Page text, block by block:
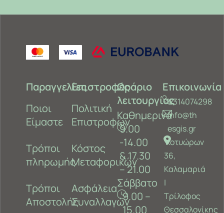
Παραγγελίες
Ποιοι
Είμαστε
Τρόποι
πληρωμής
Τρόποι
Αποστολής
Επιστροφές
Πολιτική
Επιστροφών
Κόστος
Μεταφορικών
Ασφάλεια
Συναλλαγών
Ωράριο
λειτουργίας
Καθημερινά
9.00
-14.00
& 17.30
– 21.00
Σάββατο
9.00 –
15.00
Επικοινωνία
2314074298
info@th
esgis.gr
Κοτυώρων
36,
Καλαμαριά
‎|
Τρίλοφος
Θεσσαλονίκης